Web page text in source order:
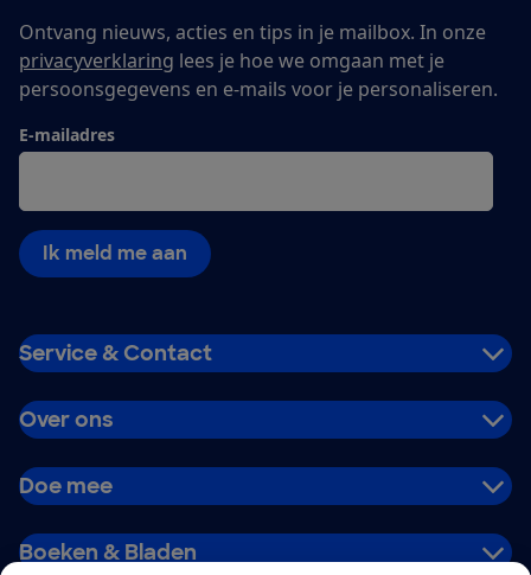
Ontvang nieuws, acties en tips in je mailbox. In onze
privacyverklaring lees je hoe we omgaan met je
persoonsgegevens en e-mails voor je personaliseren.
E-mailadres
Ik meld me aan
Service & Contact
Over ons
Doe mee
Boeken & Bladen